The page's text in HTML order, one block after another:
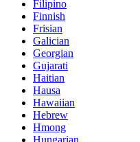
Filipino
Finnish
Frisian
Galician
Georgian
Gujarati
Haitian
Hausa
Hawaiian
Hebrew
Hmong
Hungarian